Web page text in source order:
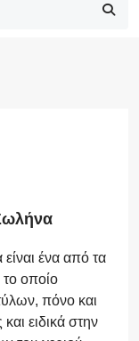
ένα από τα
οποίο
πόνο και
ειδικά στην